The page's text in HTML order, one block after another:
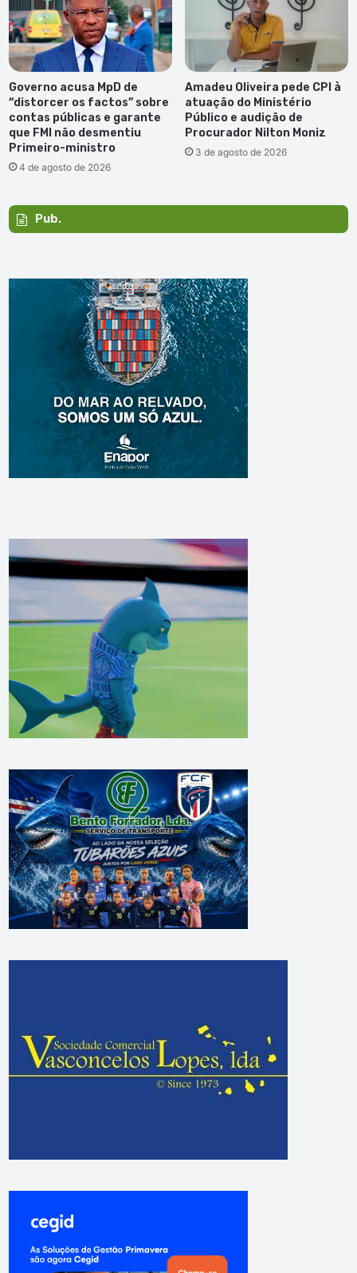
Governo acusa MpD de
“distorcer os factos” sobre
contas públicas e garante
que FMI não desmentiu
Primeiro-ministro
4 de agosto de 2026
Amadeu Oliveira pede CPI à
atuação do Ministério
Público e audição de
Procurador Nilton Moniz
3 de agosto de 2026
Pub.